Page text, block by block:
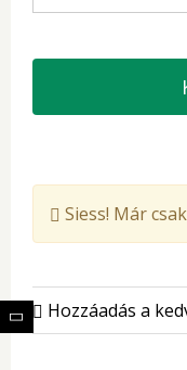
Siess! Már csak
Hozzáadás a